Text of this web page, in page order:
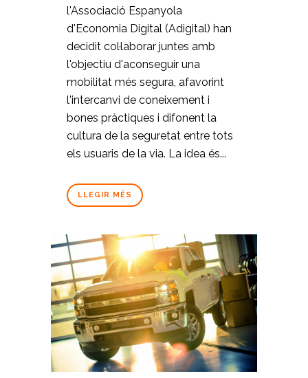
l'Associació Espanyola
d'Economia Digital (Adigital) han
decidit col·laborar juntes amb
l'objectiu d'aconseguir una
mobilitat més segura, afavorint
l'intercanvi de coneixement i
bones pràctiques i difonent la
cultura de la seguretat entre tots
els usuaris de la via. La idea és...
LLEGIR MÉS